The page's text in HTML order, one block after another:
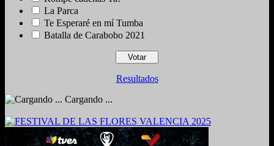
La Parca
Te Esperaré en mí Tumba
Batalla de Carabobo 2021
Resultados
Cargando ...